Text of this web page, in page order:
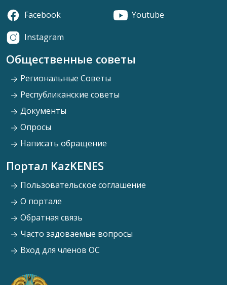
Facebook
Youtube
Instagram
Общественные советы
Региональные Советы
Республиканские советы
Документы
Опросы
Написать обращение
Портал KazKENES
Пользовательское соглашение
О портале
Обратная связь
Часто задоваемые вопросы
Вход для членов ОС